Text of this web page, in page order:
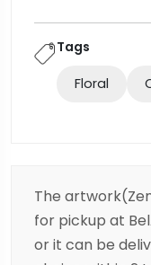
Tags
Floral
The
for pickup at
or it can be